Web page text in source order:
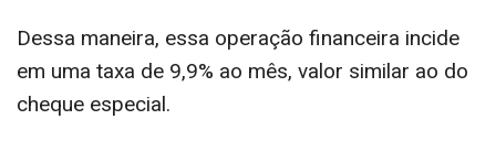
Dessa maneira, essa operação financeira incide
em uma taxa de 9,9% ao mês, valor similar ao do
cheque especial.